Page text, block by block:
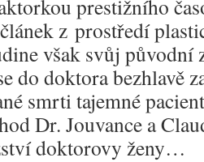
prestižního
z prostředí
však svůj původní
do doktora bezhlavě
smrti tajemné
Dr. Jouvance a
doktorovy ženy…